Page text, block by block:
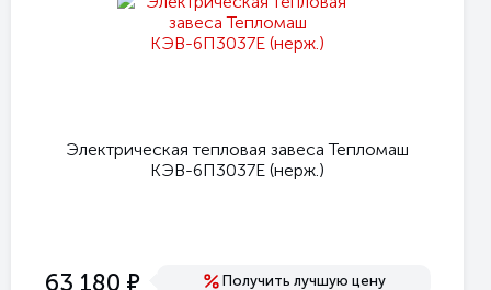
Электрическая тепловая завеса Тепломаш
КЭВ-6П3037E (нерж.)
63 180 е Получить лучшую цену